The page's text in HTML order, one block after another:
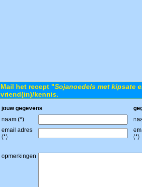
Mail het recept "Sojanoedels met kipsate
vriend(in)/kennis.
jouw gegevens
naam (*)
email adres
(*)
(*)
opmerkingen